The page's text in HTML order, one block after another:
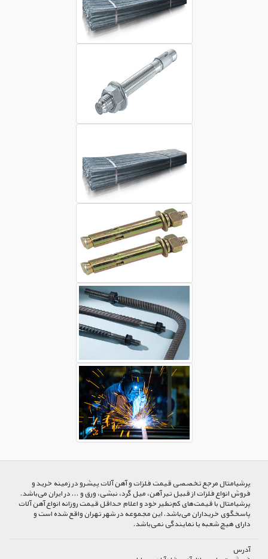
پرشیا‌متال مرجع تخصصی قیمت فلزات و آهن آلات پیشرو در زمینه خرید و
فروش انواع فلزات از قبیل تیر آهن، میل گرد، نبشی، ورق و ... در ایران می‌باشد.
پرشیامتال با قیمت‌های کم‌نظیر خود و اعلام حداقل قیمت روزانه انواع آهن آلات
پاسخگوی خریداران می‌باشد. این مجموعه در شهر تهران واقع شده است و
دارای هیچ شعبه یا نمایندگی نمی‌باشد.
آدرس